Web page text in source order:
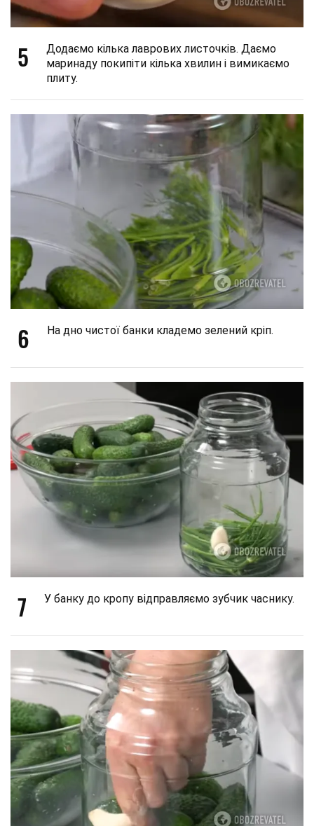
5
Додаємо кілька лаврових листочків. Даємо
маринаду покипіти кілька хвилин і вимикаємо
плиту.
6 На дно чистої банки кладемо зелений кріп.
7 У банку до кропу відправляємо зубчик часнику.